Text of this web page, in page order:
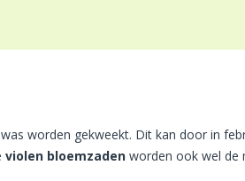
worden gekweekt. Dit kan door in
violen bloemzaden worden ook wel